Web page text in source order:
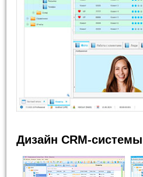
Дизайн CRM-системы